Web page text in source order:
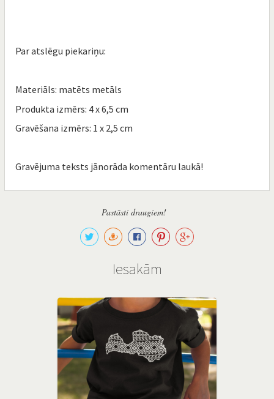
Par atslēgu piekariņu:
Materiāls: matēts metāls
Produkta izmērs: 4 x 6,5 cm
Gravēšana izmērs: 1 x 2,5 cm
Gravējuma teksts jānorāda komentāru laukā!
Pastāsti draugiem!
Iesakām